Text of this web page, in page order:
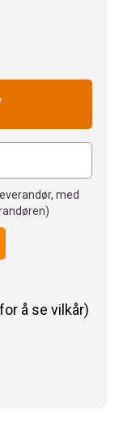
med
å se vilkår)